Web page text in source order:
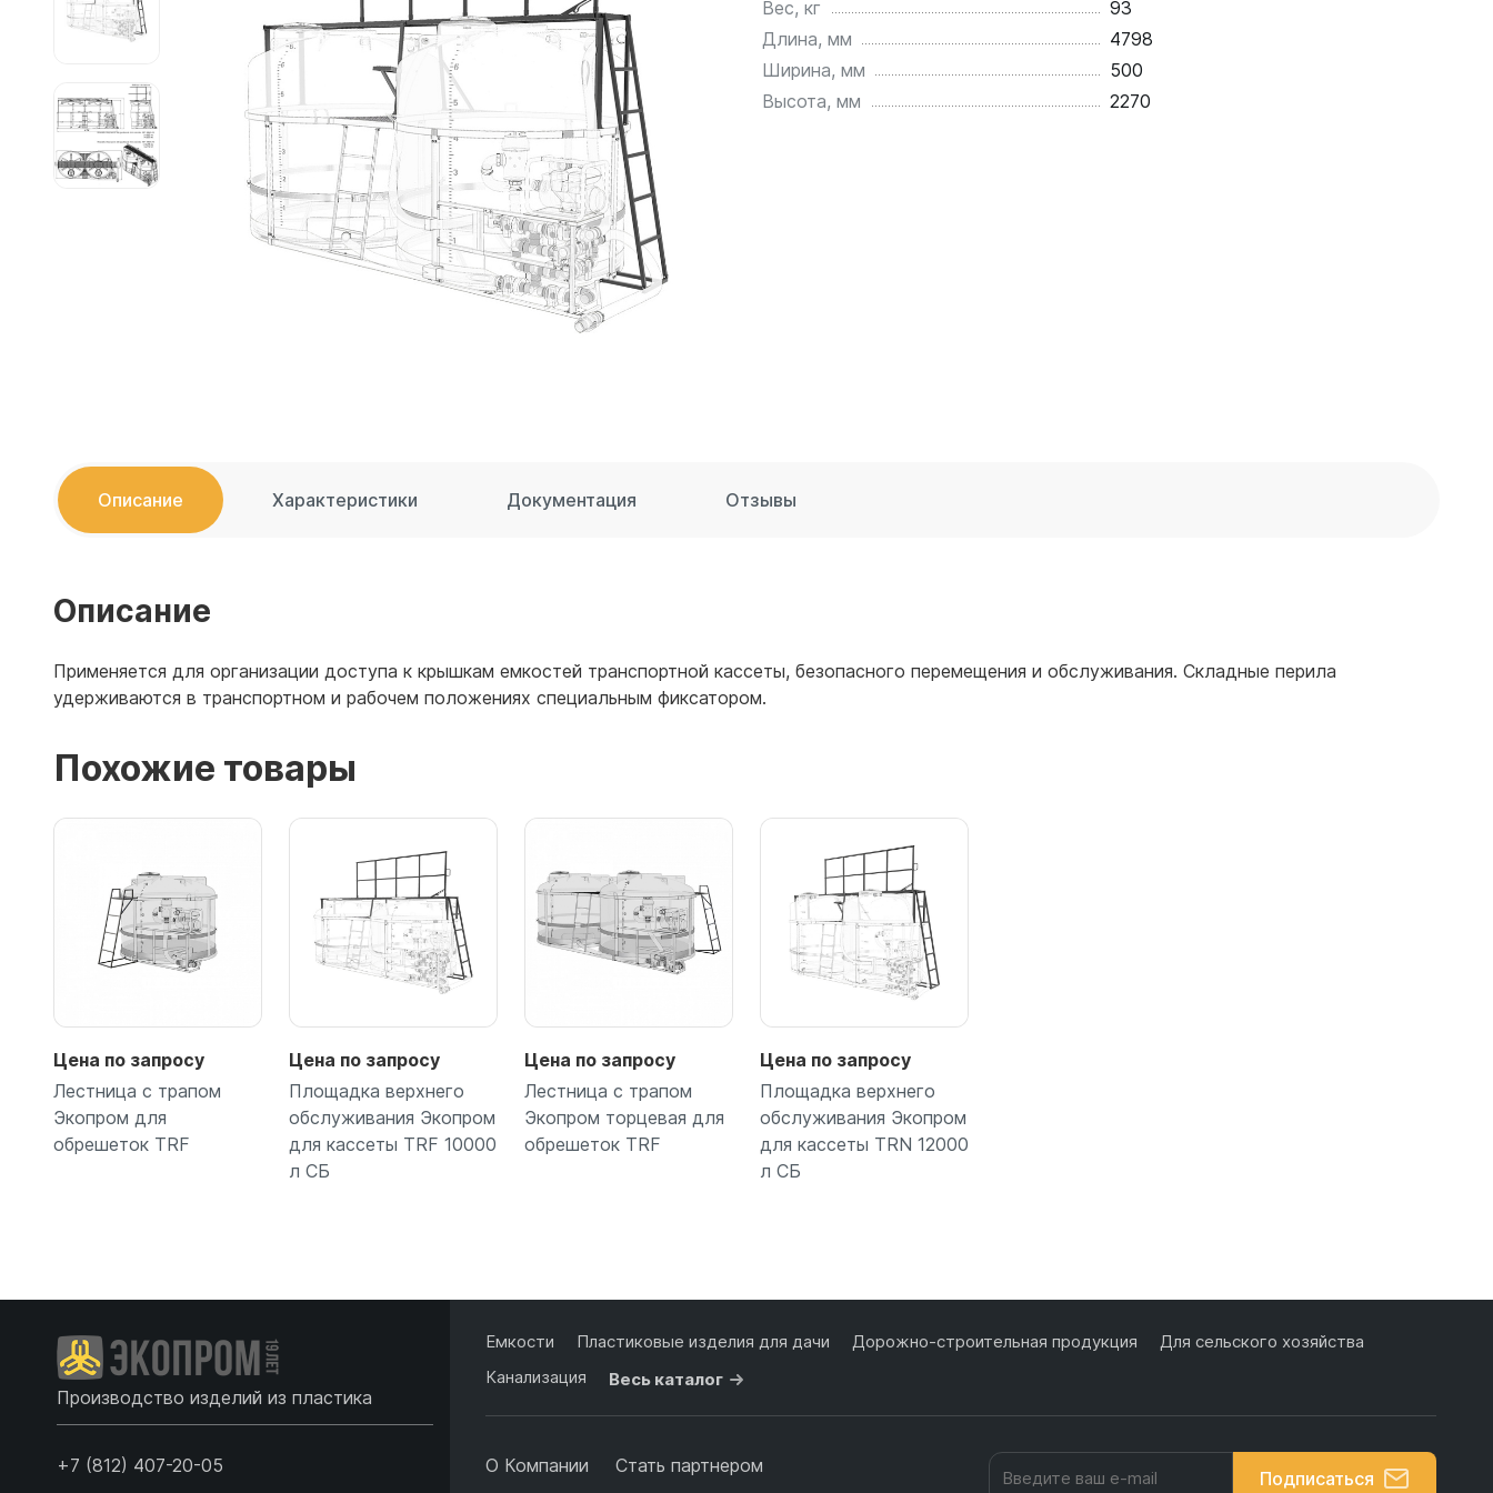
Емкости для воды 4500 литров
Емкости для воды 4000 литров
Емкости для воды 3000 литров
Емкости для воды 2500 литров
Емкости для воды 2000 литров
Емкости для воды 1500 литров
Емкости для воды 1000 литров
Емкости для воды 750 литров
Емкости для воды 600 литров
Емкости для воды 500 литров
Емкости для воды 400 литров
Емкости для воды 60 литров
ЦКТ для ферментации
Вес, кг
93
Длина, мм
4798
Ширина, мм
500
Высота, мм
2270
Описание Характеристики Документация Отзывы
Описание
Применяется для организации доступа к крышкам емкостей транспортной кассеты, безопасного перемещения и обслуживания. Складные перила
удерживаются в транспортном и рабочем положениях специальным фиксатором.
Похожие товары
Цена по запросу
Лестница с трапом
Экопром для
обрешеток TRF
Цена по запросу
Площадка верхнего
обслуживания Экопром
для кассеты TRF 10000
л СБ
Цена по запросу
Лестница с трапом
Экопром торцевая для
обрешеток TRF
Цена по запросу
Площадка верхнего
обслуживания Экопром
для кассеты TRN 12000
л СБ
Производство изделий из пластика
+7 (812) 407-20-05
Емкости Пластиковые изделия для дачи Дорожно-строительная продукция
Для сельского хозяйства
Канализация
Весь каталог
О Компании Стать партнером
Подписаться